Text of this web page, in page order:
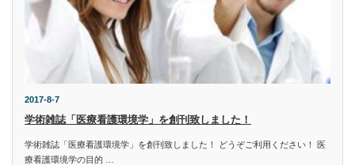
2017-8-7
学術雑誌「医療看護環境学」を創刊致しました！
学術雑誌「医療看護環境学」を創刊致しました！ どうぞご利用ください！ 医
療看護環境学の目的 …